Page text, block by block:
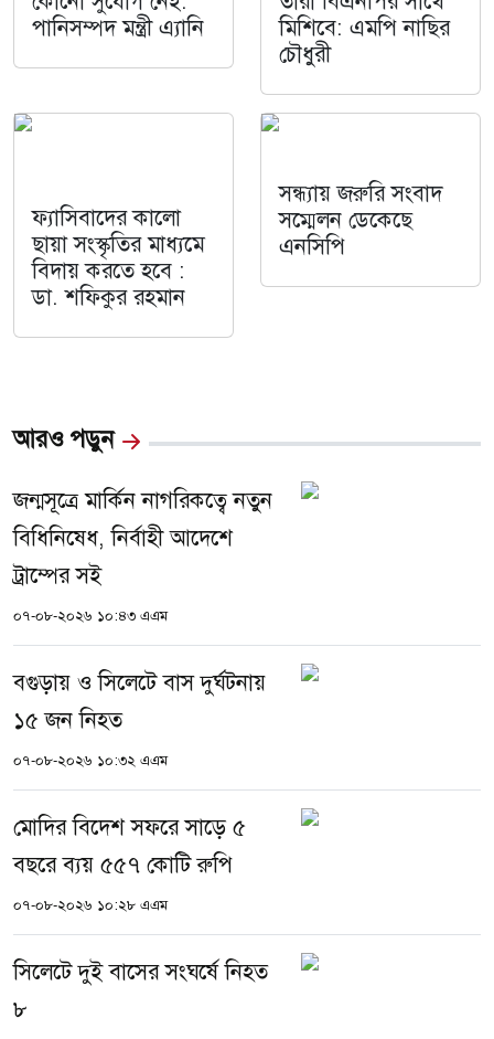
পানিসম্পদ মন্ত্রী এ্যানি
মিশিবে: এমপি নাছির
চৌধুরী
ফ্যাসিবাদের কালো
ছায়া সংস্কৃতির মাধ্যমে
বিদায় করতে হবে :
ডা. শফিকুর রহমান
সন্ধ্যায় জরুরি সংবাদ
সম্মেলন ডেকেছে
এনসিপি
আরও পড়ুন
জন্মসূত্রে মার্কিন নাগরিকত্বে নতুন
বিধিনিষেধ, নির্বাহী আদেশে
ট্রাম্পের সই
০৭-০৮-২০২৬ ১০:৪৩ এএম
বগুড়ায় ও সিলেটে বাস দুর্ঘটনায়
১৫ জন নিহত
০৭-০৮-২০২৬ ১০:৩২ এএম
মোদির বিদেশ সফরে সাড়ে ৫
বছরে ব্যয় ৫৫৭ কোটি রুপি
০৭-০৮-২০২৬ ১০:২৮ এএম
সিলেটে দুই বাসের সংঘর্ষে নিহত
৮